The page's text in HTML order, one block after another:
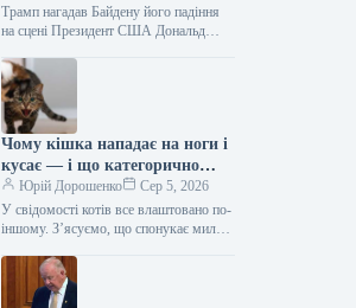
Трамп нагадав Байдену його падіння
на сцені Президент США Дональд
сцени та обмовився про…
Чому кішка нападає на ноги і
кусає — і що категорично
заборонено робити у відповідь
Юрій Дорошенко
Сер 5, 2026
У свідомості котів все влаштовано по-
іншому. З’ясуємо, що спонукає милу
домашнього бешкетника, і як
повернути спокій…